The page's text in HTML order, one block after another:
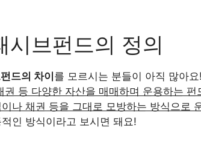
시브펀드의 정의
드의 차이 를 모르시는 분들이 아직 많아요
등 다양한 자산을 매매하며 운용하는 펀
나 채권 등을 그대로 모방하는 방식으로
인 방식이라고 보시면 돼요!